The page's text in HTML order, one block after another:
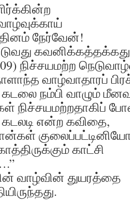
நேர்வேன்!
09) நிச்சயமற்ற
வாழ்வாதாரப்
கடலை நம்பி வாழும்
நிச்சயமற்றதாகிப்
கடலடி என்ற கவிதை,
காட்சி
வாழ்வின் துயரத்தை